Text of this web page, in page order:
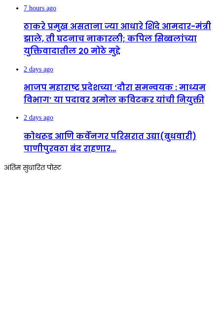
7 hours ago
ठाकरे प्रमुख असताना ज्या आधारे शिंदे आमदार-मंत्री
झाले, ती घटनाच नाकारली; कपिल सिब्बलांच्या
युक्तिवादातील 20 मोठे मुद्दे
2 days ago
भाजप महाराष्ट्र प्रदेशच्या ‘दौरा समन्वयक : माध्यम
विभाग’ या पदावर अमोल कविटकर यांची नियुक्ती
2 days ago
कोथरूड आणि कर्वेनगर परिसरात उद्या(बुधवारी)
पाणीपुरवठा बंद राहणार…
अंतिम सुधारित पोस्ट